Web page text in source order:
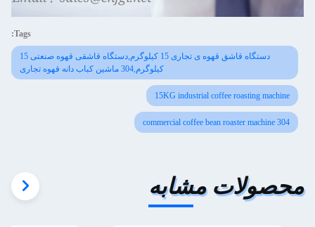
Tags:
دستگاه قاشق قهوه ی تجاری 15 کیلوگرم,دستگاه قاشقی قهوه صنعتی 15
کیلوگرم,304 ماشین کباب دانه قهوه تجاری
15KG industrial coffee roasting machine
304 commercial coffee bean roaster machine
محصولات مشابه